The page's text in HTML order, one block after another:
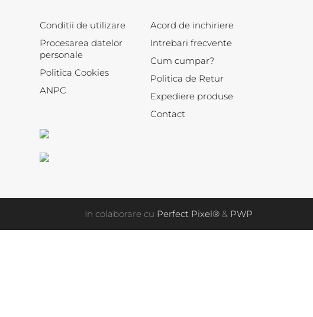
Conditii de utilizare
Procesarea datelor
personale
Politica Cookies
ANPC
Acord de inchiriere
Intrebari frecvente
Cum cumpar?
Politica de Retur
Expediere produse
Contact
In colaborare cu Perfect Pixel® & PWP